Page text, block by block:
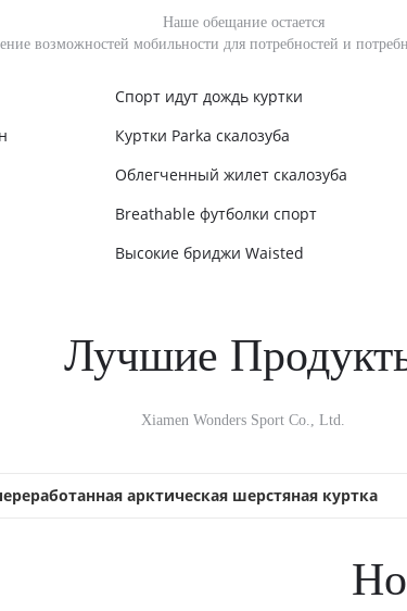
Наше обещание остается
возможностей мобильности для потребностей и
Спорт идут дождь куртки
куртки
Куртки Parka скалозуба
Облегченный жилет скалозуба
Breathable футболки спорт
Высокие бриджи Waisted
Лучшие
Xiamen Wonders Sport Co., Ltd.
арктическая шерстяная куртка